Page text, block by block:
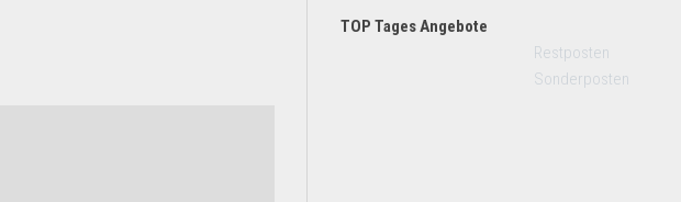
TOP Tages Angebote
Restposten
Sonderposten